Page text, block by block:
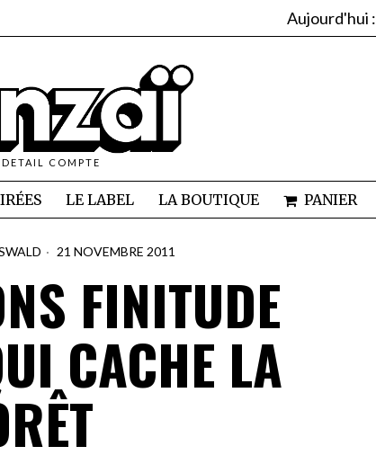
Aujourd'hui :
COMPTE
LE LABEL LA BOUTIQUE PANIER
21 NOVEMBRE 2011
FINITUDE
CACHE LA